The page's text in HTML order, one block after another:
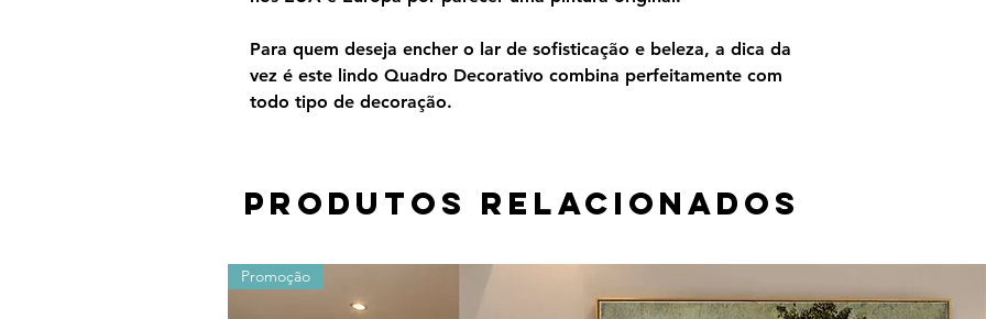
Para quem deseja encher o lar de sofisticação e beleza, a dica da
vez é este lindo Quadro Decorativo combina perfeitamente com
todo tipo de decoração.
Produtos relacionados
Promoção